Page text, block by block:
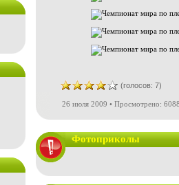
(голосов: 7)
26 июля 2009 • Просмотрено:
Фотоприколы